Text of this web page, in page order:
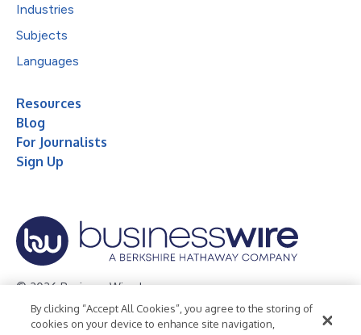
Industries
Subjects
Languages
Resources
Blog
For Journalists
Sign Up
© 2026 Business Wire, Inc.
Privacy Policy Cookie Policy Accessibility Statement
By clicking “Accept All Cookies”, you agree to the storing of
cookies on your device to enhance site navigation,